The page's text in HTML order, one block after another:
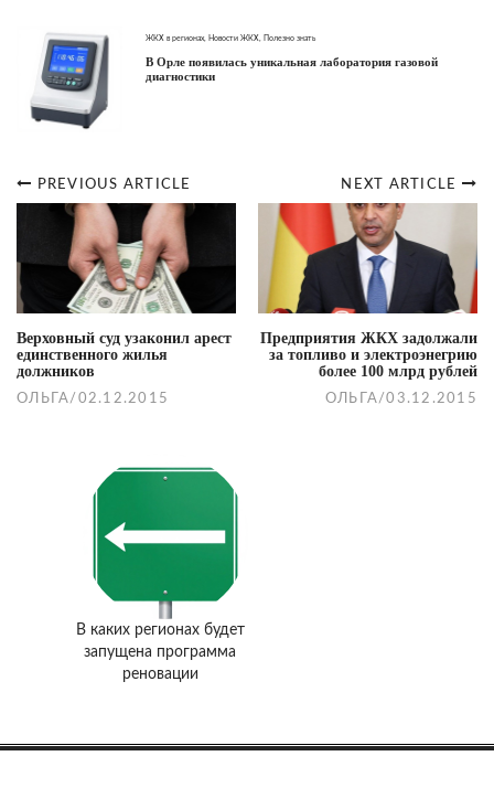
ЖКХ в регионах Новости ЖКХ Полезно знать
В Орле появилась уникальная лаборатория газовой
диагностики
Post
navigation
NEXT ARTICLE
Предприятия ЖКХ задолжали
за топливо и электроэнегрию
более 100 млрд рублей
ОЛЬГА /03.12.2015
PREVIOUS ARTICLE
Верховный суд узаконил арест
единственного жилья
должников
ОЛЬГА / 02.12.2015
В каких регионах будет
запущена программа
реновации